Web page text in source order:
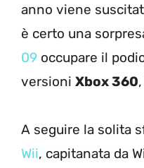
anno viene
è certo una
09 occupare il
versioni Xbox 360,
A seguire la solita
Wii, capitanata da